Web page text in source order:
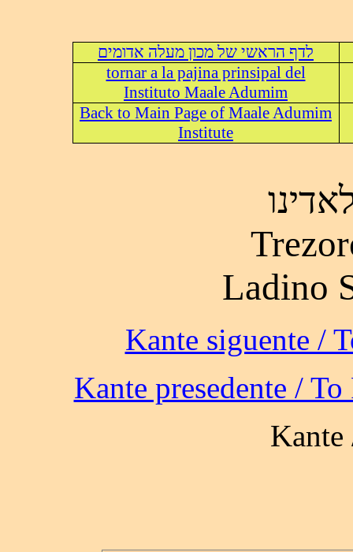
לדף הראשי של מכון מעלה אדומים
tornar a la pajina prinsipal del
Instituto Maale Adumim
Back to Main Page of Maale Adumim
Institute
Ladino